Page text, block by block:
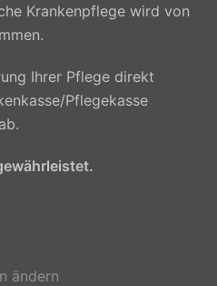
Krankenpflege wird von
Ihrer Pflege direkt
Pflegekasse
ändern